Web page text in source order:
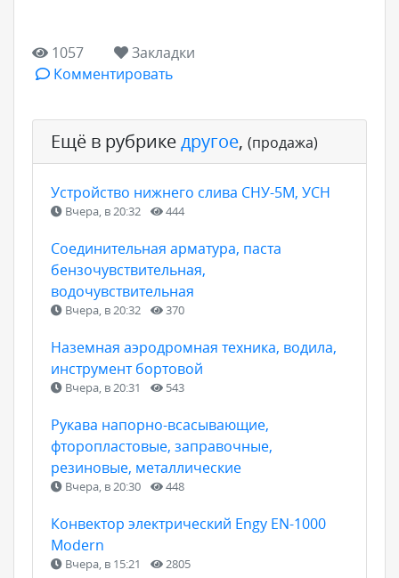
1057
Закладки
Комментировать
Ещё в рубрикедругое, (продажа)
Устройство нижнего слива СНУ-5М, УСН
Вчера, в 20:32 444
Соединительная арматура, паста
бензочувствительная,
водочувствительная
Вчера, в 20:32 370
Наземная аэродромная техника, водила,
инструмент бортовой
Вчера, в 20:31 543
Рукава напорно-всасывающие,
фторопластовые, заправочные,
резиновые, металлические
Вчера, в 20:30 448
Конвектор электрический Engy EN-1000
Modern
Вчера, в 15:21 2805